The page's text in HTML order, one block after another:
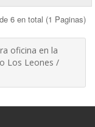
6 en total (1 Paginas)
oficina en la
Los Leones /